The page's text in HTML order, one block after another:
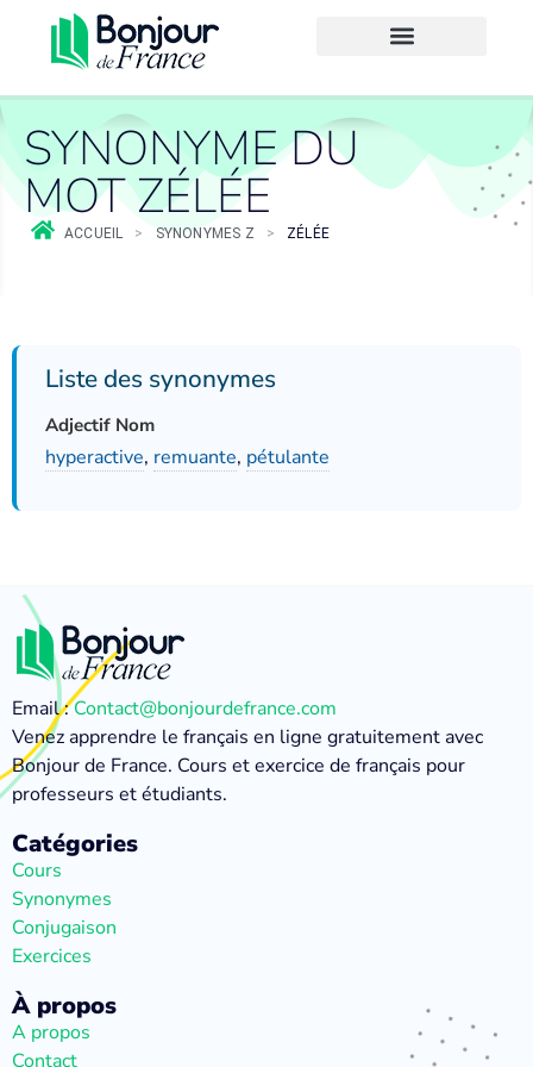
SYNONYME DU
MOT ZÉLÉE
ACCUEIL > SYNONYMES Z > ZÉLÉE
Liste des synonymes
Adjectif Nom
hyperactive, remuante, pétulante
Email :Contact@bonjourdefrance.com
Venez apprendre le français en ligne gratuitement avec
Bonjour de France. Cours et exercice de français pour
professeurs et étudiants.
Catégories
Cours
Synonymes
Conjugaison
Exercices
À propos
A propos
Contact